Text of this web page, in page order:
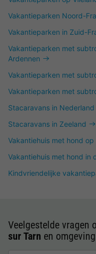
Vakantieparken Noord-
Vakantieparken in Zuid-
Vakantieparken met
Ardennen
Vakantieparken met
Vakantieparken met
Stacaravans in Nederland
Stacaravans in Zeeland
Vakantiehuis met hond op
Vakantiehuis met hond in
Kindvriendelijke
Veelgestelde vragen
sur Tarn en omgeving